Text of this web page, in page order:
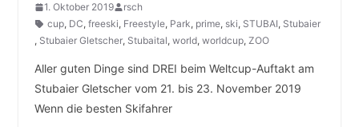
1. Oktober 2019
rsch
cup, DC, freeski, Freestyle, Park, prime, ski, STUBAI, Stubaier
, Stubaier Gletscher, Stubaital, world, worldcup, ZOO
Aller guten Dinge sind DREI beim Weltcup-Auftakt am
Stubaier Gletscher vom 21. bis 23. November 2019
Wenn die besten Skifahrer